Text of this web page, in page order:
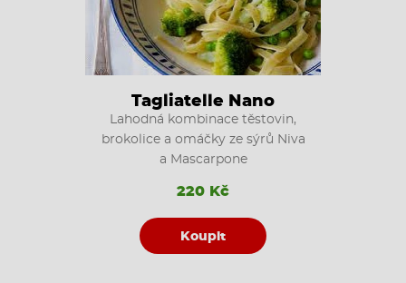
Tagliatelle Nano
Lahodná kombinace těstovin,
brokolice a omáčky ze sýrů Niva
a Mascarpone
220 Kč
Koupit